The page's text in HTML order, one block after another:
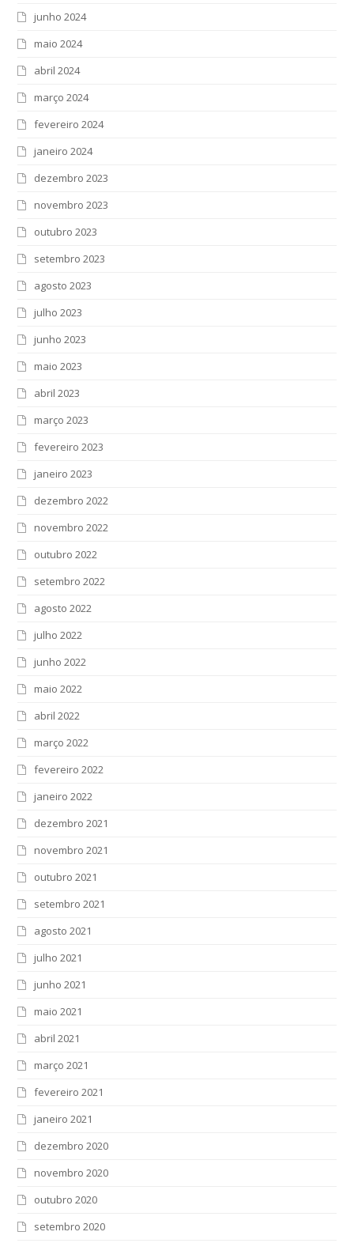
junho 2024
maio 2024
abril 2024
março 2024
fevereiro 2024
janeiro 2024
dezembro 2023
novembro 2023
outubro 2023
setembro 2023
agosto 2023
julho 2023
junho 2023
maio 2023
abril 2023
março 2023
fevereiro 2023
janeiro 2023
dezembro 2022
novembro 2022
outubro 2022
setembro 2022
agosto 2022
julho 2022
junho 2022
maio 2022
abril 2022
março 2022
fevereiro 2022
janeiro 2022
dezembro 2021
novembro 2021
outubro 2021
setembro 2021
agosto 2021
julho 2021
junho 2021
maio 2021
abril 2021
março 2021
fevereiro 2021
janeiro 2021
dezembro 2020
novembro 2020
outubro 2020
setembro 2020